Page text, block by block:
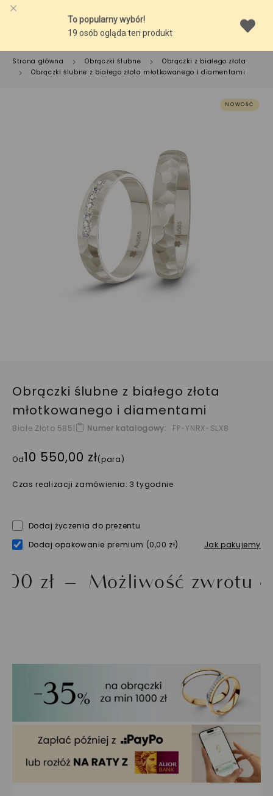
Strona główna Obrączki ślubne
Obrączki z białego złota
Obrączki ślubne z białego złota młotkowanego i diamentami
NOWOŚĆ
Obrączki ślubne z białego złota
młotkowanego i diamentami
Białe Złoto 585| Numer katalogowy FP-YNRX-SLX8
Od10 550,00 zł(para)
Czas realizacji zamówienia: 3 tygodnie
Dodaj życzenia do prezentu
Dodaj opakowanie premium (0,00 zł) Jak pakujemy
Możliwość zwrotu do 30